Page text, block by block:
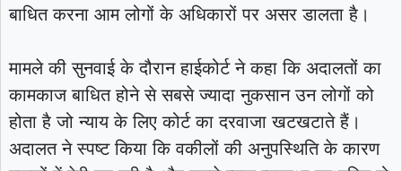
बाधित करना आम लोगों के अधिकारों पर असर डालता है।
मामले की सुनवाई के दौरान हाईकोर्ट ने कहा कि अदालतों का
कामकाज बाधित होने से सबसे ज्यादा नुकसान उन लोगों को
होता है जो न्याय के लिए कोर्ट का दरवाजा खटखटाते हैं।
अदालत ने स्पष्ट किया कि वकीलों की अनुपस्थिति के कारण